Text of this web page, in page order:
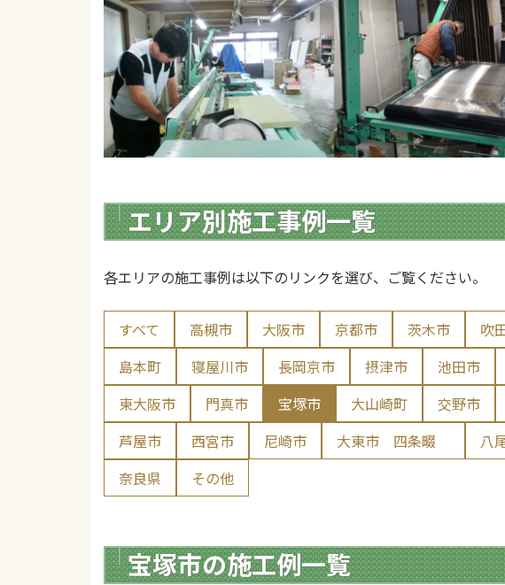
エリア別施工事例一覧
各エリアの施工事例は以下のリンクを選び、ご覧ください。
すべて 高槻市 大阪市 京都市 茨木市 吹
島本町 寝屋川市 長岡京市 摂津市 池田市
東大阪市 門真市 宝塚市 大山崎町 交野市
芦屋市 西宮市 尼崎市 大東市 四条畷 八
奈良県 その他
宝塚市の施工例一覧